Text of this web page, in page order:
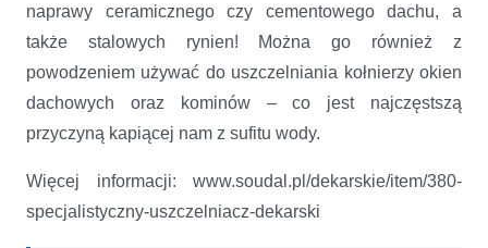
naprawy ceramicznego czy cementowego dachu, a
także stalowych rynien! Można go również z
powodzeniem używać do uszczelniania kołnierzy okien
dachowych oraz kominów – co jest najczęstszą
przyczyną kapiącej nam z sufitu wody.
Więcej informacji: www.soudal.pl/dekarskie/item/380-
specjalistyczny-uszczelniacz-dekarski